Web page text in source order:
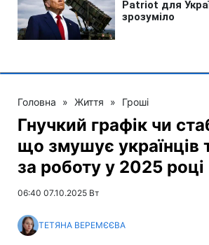
Головна » Життя » Гроші
Гнучкий графік чи
що змушує українців
за роботу у 2025 році
06:40 07.10.2025 Вт
ТЕТЯНА ВЕРЕМЄЄВА